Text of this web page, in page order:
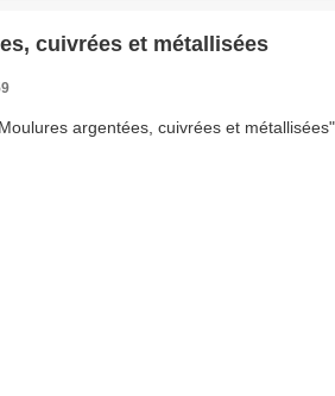
cuivrées et métallisées